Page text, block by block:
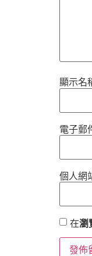
顯示名
電子郵
個人網
在瀏